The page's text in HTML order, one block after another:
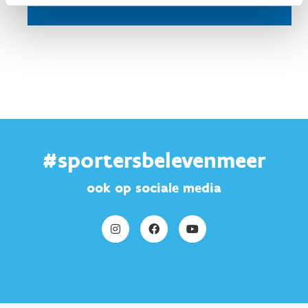
#sportersbelevenmeer
ook op sociale media